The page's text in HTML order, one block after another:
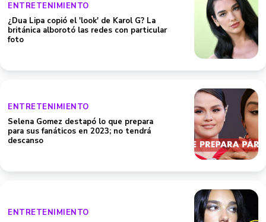
ENTRETENIMIENTO
¿Dua Lipa copió el 'look' de Karol G? La
británica alborotó las redes con particular
foto
ENTRETENIMIENTO
Selena Gomez destapó lo que prepara
para sus fanáticos en 2023; no tendrá
descanso
ENTRETENIMIENTO